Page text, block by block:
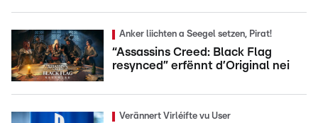
Anker liichten a Seegel setzen, Pirat!
“Assassins Creed: Black Flag
resynced” erfënnt d’Original nei
Verännert Virléifte vu User